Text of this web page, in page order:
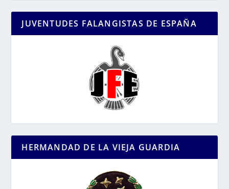
JUVENTUDES FALANGISTAS DE ESPAÑA
HERMANDAD DE LA VIEJA GUARDIA